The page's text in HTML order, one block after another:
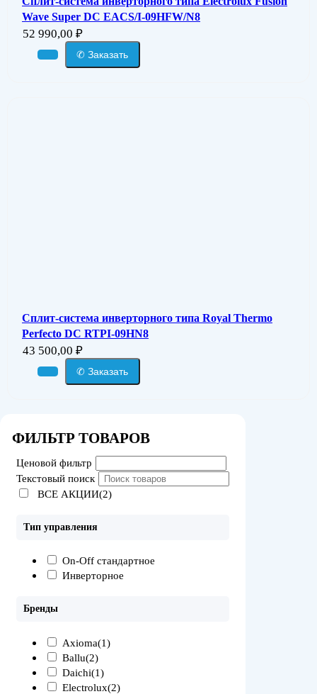
Wave Super DC EACS/I-09HFW/N8
52 990,00 ₽
✆ Заказать
Сплит-система инверторного типа Royal Thermo
Perfecto DC RTPI-09HN8
43 500,00 ₽
✆ Заказать
ФИЛЬТР ТОВАРОВ
Ценовой фильтр
Текстовый поиск
ВСЕ АКЦИИ(2)
Тип управления
On-Off стандартное
Инверторное
Бренды
Axioma(1)
Ballu(2)
Daichi(1)
Electrolux(2)